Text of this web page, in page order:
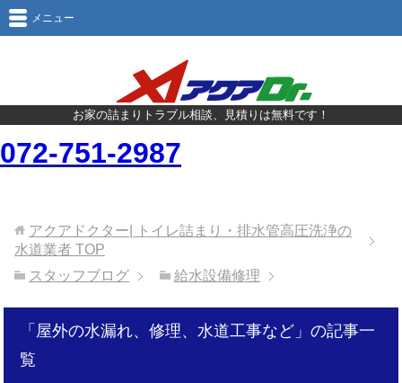
お家の詰まりトラブル相談、見積りは無料です！
072-751-2987
メニュー
アクアドクター| トイレ詰まり・排水管高圧洗浄の
水道業者 TOP
スタッフブログ
給水設備修理
「屋外の水漏れ、修理、水道工事など」の記事一
覧